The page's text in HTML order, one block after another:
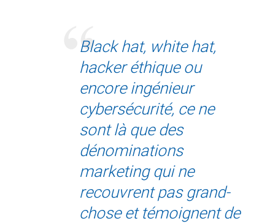
Black hat, white hat,
hacker éthique ou
encore ingénieur
cybersécurité, ce ne
sont là que des
dénominations
marketing qui ne
recouvrent pas grand-
chose et témoignent de